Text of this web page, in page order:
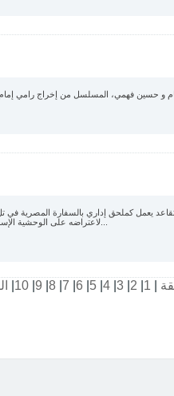
يعمل كملحق إداري بالسفارة المصرية في
1
2
3
4
5
6
7
8
9
10